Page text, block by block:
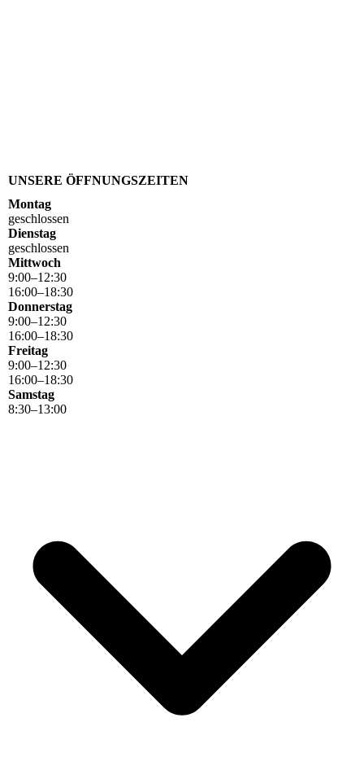
UNSERE ÖFFNUNGSZEITEN
Montag
geschlossen
Dienstag
geschlossen
Mittwoch
9:00–12:30
16:00–18:30
Donnerstag
9:00–12:30
16:00–18:30
Freitag
9:00–12:30
16:00–18:30
Samstag
8:30–13:00